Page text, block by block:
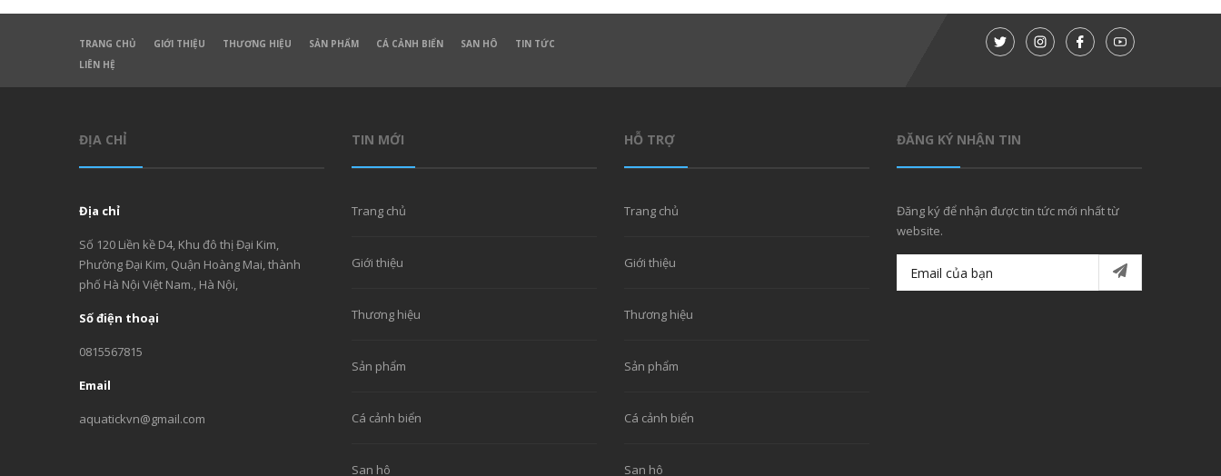
TRANG CHỦ GIỚI THIỆU THƯƠNG HIỆU SẢN PHẨM CÁ CẢNH BIỂN SAN HÔ
TIN TỨC
LIÊN HỆ
ĐỊA CHỈ
Địa chỉ
Số 120 Liền kề D4, Khu đô thị Đại Kim,
Phường Đại Kim, Quận Hoàng Mai, thành
phố Hà Nội Việt Nam., Hà Nội,
Số điện thoại
0815567815
Email
aquatickvn@gmail.com
TIN MỚI
Trang chủ
Giới thiệu
Thương hiệu
Sản phẩm
Cá cảnh biển
San hô
HỖ TRỢ
Trang chủ
Giới thiệu
Thương hiệu
Sản phẩm
Cá cảnh biển
San hô
ĐĂNG KÝ NHẬN TIN
Đăng ký để nhận được tin tức mới nhất từ
website.